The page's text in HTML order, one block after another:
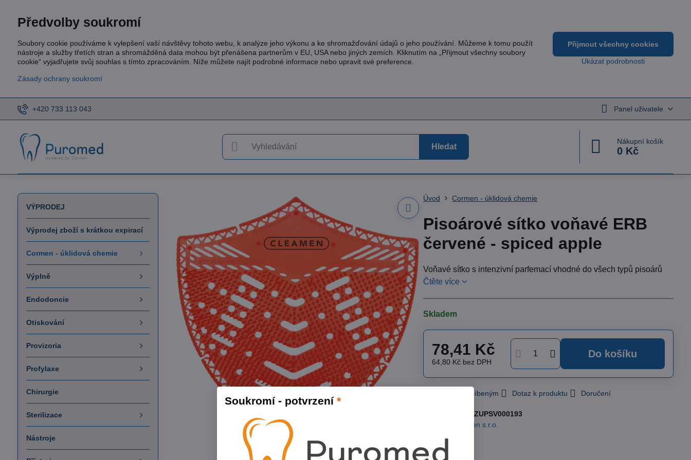
+420 733 113 043 Panel uživatele
Hledat
Nákupní košík
0 Kč
Úvod Cormen - úklidová chemie
Pisoárové sítko voňavé ERB
červené - spiced apple
Voňavé sítko s intenzivní parfemací vhodné do všech typů pisoárů
Čtěte více
Skladem
78,41 Kč
64,80 Kč bez DPH
Do košíku
Přidat k Oblíbeným Dotaz k produktu Doručení
Skladové číslo:ZUPSV000193
Cormen s.r.o.
VÝPRODEJ
Výprodej zboží s krátkou expirací
Cormen - úklidová chemie
Výplně
Endodoncie
Otiskování
Provizoria
Profylaxe
Chirurgie
Sterilizace
Nástroje
Předvolby soukromí
Soubory cookie používáme k vylepšení vaší návštěvy tohoto webu, k analýze jeho výkonu a ke shromažďování údajů o jeho používání. Můžeme k tomu použít
nástroje a služby třetích stran a shromážděná data mohou být přenášena partnerům v EU, USA nebo jiných zemích. Kliknutím na „Přijmout všechny soubory
cookie“ vyjadřujete svůj souhlas s tímto zpracováním. Níže můžete najít podrobné informace nebo upravit své preference.
Zásady ochrany soukromí
Ukázat podrobnosti
Přijmout všechny cookies
Soukromí - potvrzení *